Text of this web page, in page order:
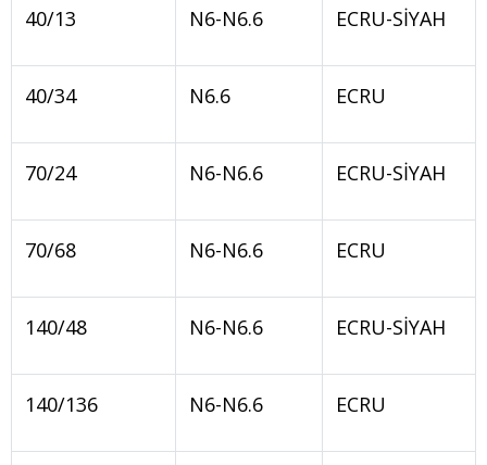
40/13 N6-N6.6 ECRU-SİYAH
40/34 N6.6 ECRU
70/24 N6-N6.6 ECRU-SİYAH
70/68 N6-N6.6 ECRU
140/48 N6-N6.6 ECRU-SİYAH
140/136 N6-N6.6 ECRU